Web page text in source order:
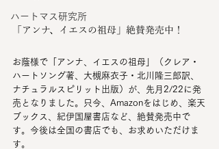
ハートマス研究所
「アンナ、イエスの祖母」絶賛発売中！
お蔭様で「アンナ、イエスの祖母」（クレア・
ハートソング著、大槻麻衣子・北川隆三郎訳、
ナチュラルスピリット出版）が、先月2/22に発
売となりました。只今、Amazonをはじめ、楽天
ブックス、紀伊国屋書店など、絶賛発売中で
す。今後は全国の書店でも、お求めいただけま
す。